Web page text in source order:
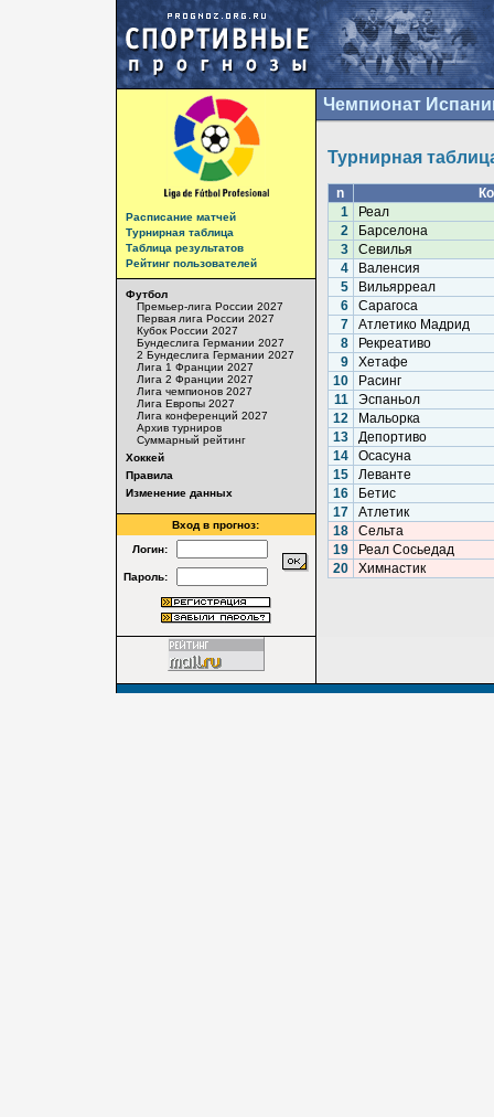
Расписание матчей
Турнирная таблица
Таблица результатов
Рейтинг пользователей
Футбол
Премьер-лига России 2027
Первая лига России 2027
Кубок России 2027
Бундеслига Германии 2027
2 Бундеслига Германии 2027
Лига 1 Франции 2027
Лига 2 Франции 2027
Лига чемпионов 2027
Лига Европы 2027
Лига конференций 2027
Архив турниров
Суммарный рейтинг
Хоккей
Правила
Изменение данных
Вход в прогноз:
Логин:
Пароль:
Чемпионат
Турнирная
n
1
Реал
2
Барселона
3
Севилья
4
Валенсия
5
Вильярреал
6
Сарагоса
7
Атлетико Мадрид
8
Рекреативо
9
Хетафе
10
Расинг
11
Эспаньол
12
Мальорка
13
Депортиво
14
Осасуна
15
Леванте
16
Бетис
17
Атлетик
18
Сельта
19
Реал Сосьедад
20
Химнастик